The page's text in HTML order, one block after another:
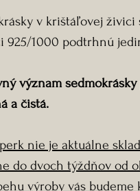
v krištáľovej
925/1000 podtrhnú
význam
a čistá.
nie je aktuálne
do dvoch týždňov od
výroby vás budeme